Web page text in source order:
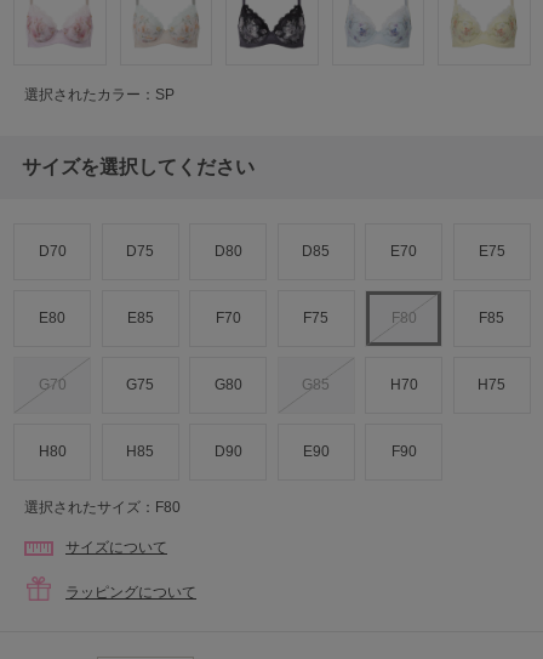
選択されたカラー：SP
サイズを選択してください
D70 D75 D80 D85 E70 E75
E80 E85 F70 F75 F80 F85
G70 G75 G80 G85 H70 H75
H80 H85 D90 E90 F90
選択されたサイズ：F80
サイズについて
ラッピングについて